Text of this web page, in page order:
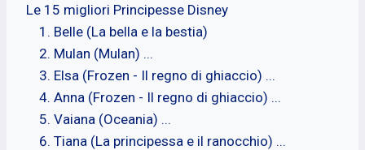
Le 15 migliori Principesse Disney
Belle (La bella e la bestia)
Mulan (Mulan) ...
Elsa (Frozen - Il regno di ghiaccio) ...
Anna (Frozen - Il regno di ghiaccio) ...
Vaiana (Oceania) ...
Tiana (La principessa e il ranocchio) ...